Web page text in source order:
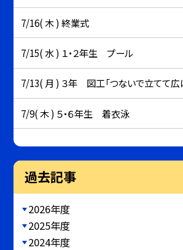
7/16( 木 ) 終業式
7/15( 水 ) １・２年生 プール
7/13( 月 ) ３年 図工「つないで立てて広
7/9( 木 ) ５・６年生 着衣泳
過去記事
2026年度
2025年度
2024年度